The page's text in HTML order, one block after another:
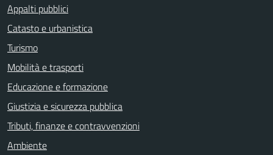
Appalti pubblici
Catasto e urbanistica
Turismo
Mobilità e trasporti
Educazione e formazione
Giustizia e sicurezza pubblica
Tributi, finanze e contravvenzioni
Ambiente